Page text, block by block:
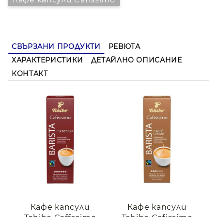
✅ 100% Арабика зърна
СВЪРЗАНИ ПРОДУКТИ
РЕВЮТА
ХАРАКТЕРИСТИКИ
ДЕТАЙЛНО ОПИСАНИЕ
КОНТАКТ
Кафе капсули
Кафе капсули